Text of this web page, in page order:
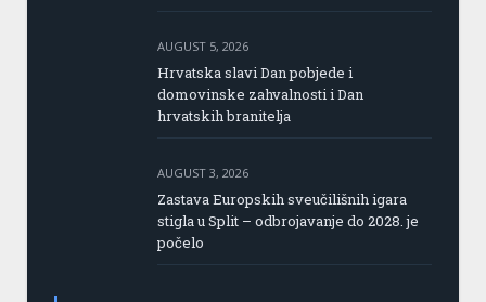
AUGUST 5, 2026
Hrvatska slavi Dan pobjede i
domovinske zahvalnosti i Dan
hrvatskih branitelja
AUGUST 3, 2026
Zastava Europskih sveučilišnih igara
stigla u Split – odbrojavanje do 2028. je
počelo